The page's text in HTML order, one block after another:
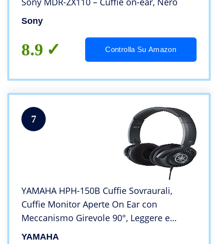
Sony
8.9 Controlla Su Amazon
7
YAMAHA HPH-150B Cuffie Sovraurali,
Cuffie Monitor Aperte On Ear con
Meccanismo Girevole 90°, Leggere e
Confortevoli, Suono chiaro, Adatte per
YAMAHA